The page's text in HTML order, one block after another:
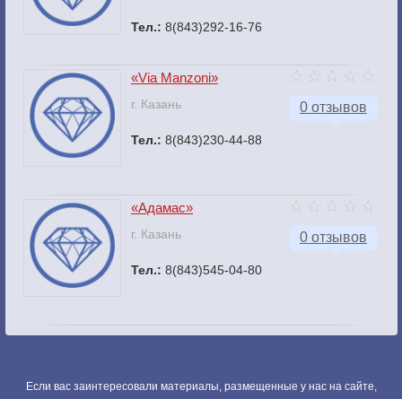
Тел.: 8(843)292-16-76
0 отзывов
«Via Manzoni»
г. Казань
Тел.: 8(843)230-44-88
0 отзывов
«Адамас»
г. Казань
Тел.: 8(843)545-04-80
Если вас заинтересовали материалы, размещенные у нас на сайте,